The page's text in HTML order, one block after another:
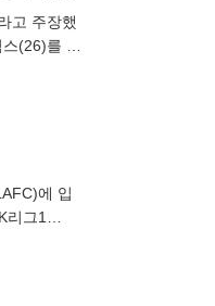
고 주장했
(26)를 향
에 입
리그1